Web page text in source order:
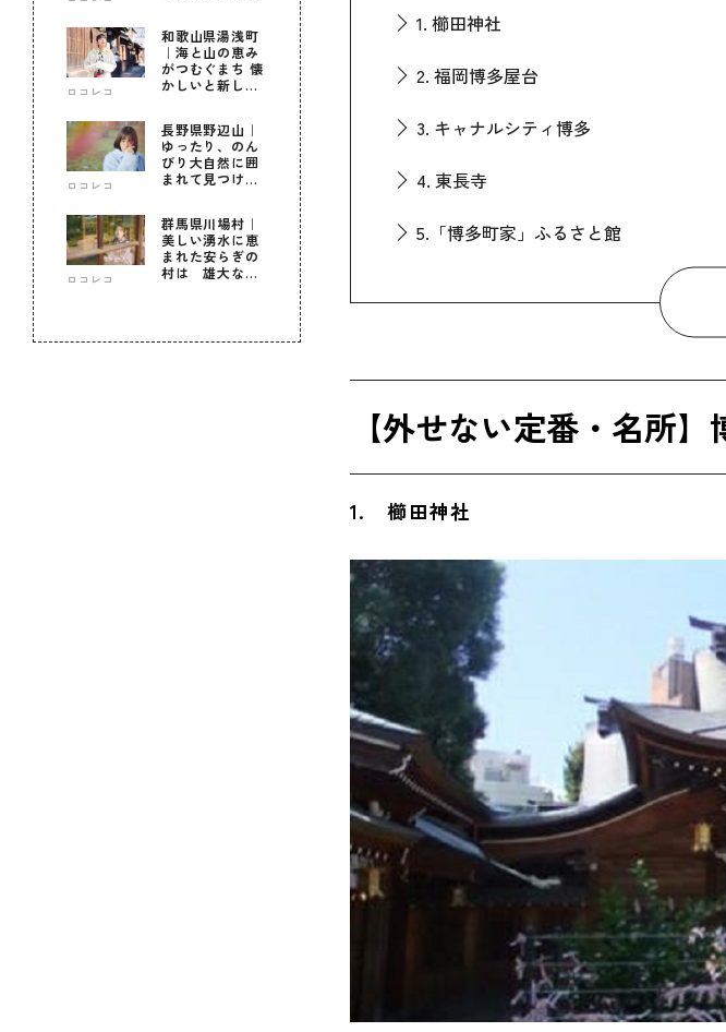
ロコレコ
和歌山県湯浅町
｜海と山の恵み
がつむぐまち 懐
かしいと新しい
ロコレコ
長野県野辺山｜
ゆったり、のん
びり大自然に囲
まれて見つけ
ロコレコ
群馬県川場村｜
美しい湧水に恵
まれた安らぎの
村は 雄大な自
1. 櫛田神社
2. 福岡博多屋台
3. キャナルシティ博多
4. 東長寺
5.「博多町家」ふるさと館
8. 博多ポートタワー
9. 天神地下街
12. みずほPayPayドーム福岡(福岡ドーム)
13. 福岡市美術館
14. 福岡市博物館
15. 福岡タワー
16. 楽水園
17. 旧福岡県公会堂 貴賓館
18. 志賀島
20. 警固公園
【外せない定番・名所
1. 櫛田神社